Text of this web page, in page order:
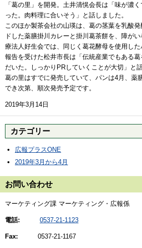
「葛の里」を開発。土井清愰会長は「味が濃
った。肉料理に合いそう」と話しました。
このほか製茶会社の山瑛は、葛の茎葉を乳酸
ドした薬膳掛川カレーと掛川葛茶餅を、障が
療法人好生会では、同じく葛花酵母を使用した
報告を受けた松井市長は「伝統産業でもある
だいた。しっかりPRしていくことが大切」と話
葛の里はすでに発売していて、パンは4月、薬
でき次第、順次発売予定です。
2019年3月14日
カテゴリー
広報プラスONE
2019年3月から4月
お問い合わせ
マーケティング課 マーケティング・広報係
電話: 0537-21-1123
Fax: 0537-21-1167